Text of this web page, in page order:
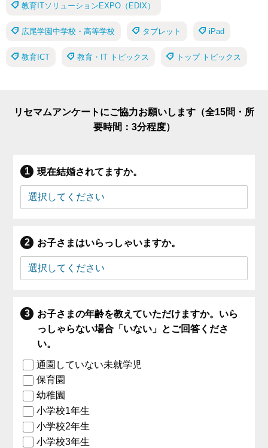
教育ITソリューションEXPO（EDIX）
広尾学園中学校・高等学校 タブレット iPad
教育ICT 教育・IT トピックス トップ トピックス
リセマムアンケートにご協力お願いします（全15問・所
要時間：3分程度）
現在結婚されてますか。
お子さまはいらっしゃいますか。
お子さまの年齢を教えていただけますか。いら
っしゃらない場合「いない」とご回答くださ
い。
通園していない未就学児
保育園
幼稚園
小学校1年生
小学校2年生
小学校3年生